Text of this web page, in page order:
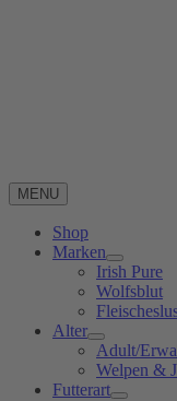
MENU
Shop
Marken
Irish Pure
Wolfsblut
Alter
Adult/
Welpen &
Futterart